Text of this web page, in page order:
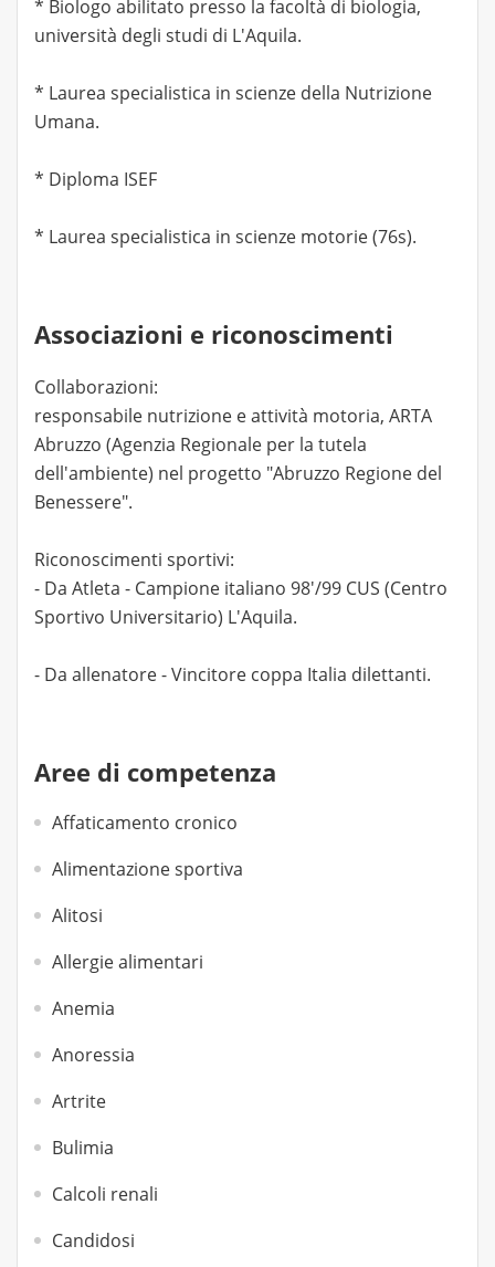
* Biologo abilitato presso la facoltà di biologia,
università degli studi di L'Aquila.
* Laurea specialistica in scienze della Nutrizione
Umana.
* Diploma ISEF
* Laurea specialistica in scienze motorie (76s).
Associazioni e riconoscimenti
Collaborazioni:
responsabile nutrizione e attività motoria, ARTA
Abruzzo (Agenzia Regionale per la tutela
dell'ambiente) nel progetto "Abruzzo Regione del
Benessere".
Riconoscimenti sportivi:
- Da Atleta - Campione italiano 98'/99 CUS (Centro
Sportivo Universitario) L'Aquila.
- Da allenatore - Vincitore coppa Italia dilettanti.
Aree di competenza
Affaticamento cronico
Alimentazione sportiva
Alitosi
Allergie alimentari
Anemia
Anoressia
Artrite
Bulimia
Calcoli renali
Candidosi